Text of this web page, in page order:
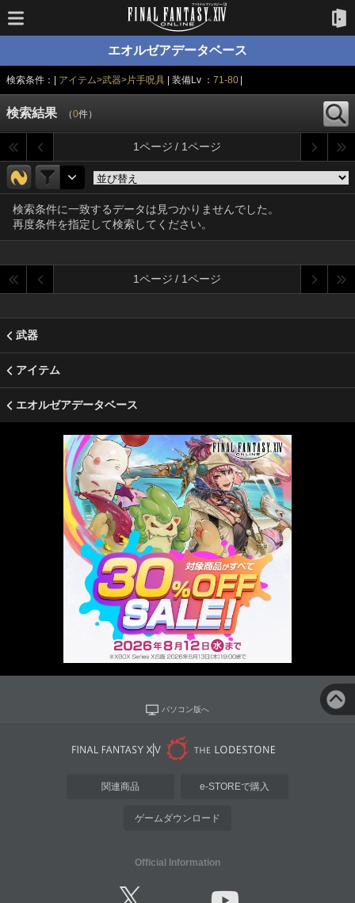
エオルゼアデータベース
検索条件：| アイテム>武器>片手呪具 | 装備Lv ： 71-80|
検索結果 （0件）
1ページ / 1ページ
検索条件に一致するデータは見つかりませんでした。
再度条件を指定して検索してください。
1ページ / 1ページ
武器
アイテム
エオルゼアデータベース
パソコン版へ
関連商品 e-STOREで購入
ゲームダウンロード
Official Information